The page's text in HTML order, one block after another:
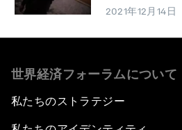
2021年12月14日
世界経済フォーラムについて
私たちのストラテジー